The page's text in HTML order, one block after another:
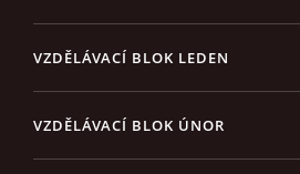
VZDĚLÁVACÍ BLOK LEDEN
VZDĚLÁVACÍ BLOK ÚNOR